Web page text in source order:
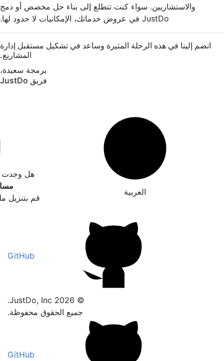
والاستشاريين. سواء كنت تتطلع إلى بناء حل مخصص أو دمج
JustDo في عروض خدماتك، الإمكانيات لا حدود لها.
انضم إلينا في هذه الرحلة المثيرة وساعد في تشكيل مستقبل إدارة
المشاريع.
برمجة سعيدة،
فريق JustDo
العربية
هل وجدت
قم بتنزيل
© 2026 JustDo, Inc.
جميع الحقوق محفوظة.